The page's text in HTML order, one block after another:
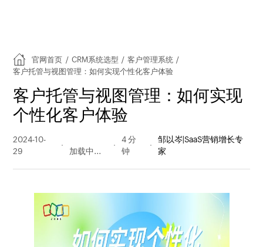
官网首页 / CRM系统选型 / 客户管理系统 /
客户托管与视图管理：如何实现个性化客户体验
客户托管与视图管理：如何实现
个性化客户体验
2024-10-
29
量
4 分
钟
邹以岑|SaaS营销增长专
家